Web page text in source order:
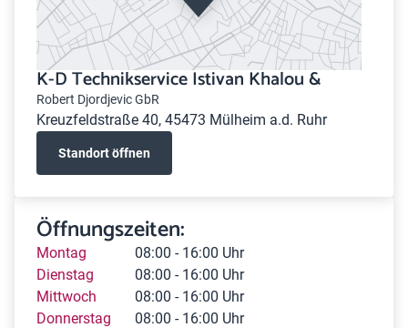
K-D Technikservice Istivan Khalou &
Robert Djordjevic GbR
Kreuzfeldstraße 40, 45473 Mülheim a.d. Ruhr
Standort öffnen
Öffnungszeiten:
Montag
08:00 - 16:00 Uhr
Dienstag
08:00 - 16:00 Uhr
Mittwoch
08:00 - 16:00 Uhr
Donnerstag
08:00 - 16:00 Uhr